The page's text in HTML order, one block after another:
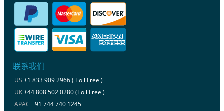
联系我们
US +1 833 909 2966 ( Toll Free )
UK+44 808 502 0280 (Toll Free )
APAC +91 744 740 1245